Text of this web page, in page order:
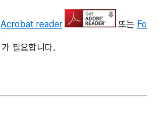
Acrobat reader 또는 Fo
가 필요합니다.